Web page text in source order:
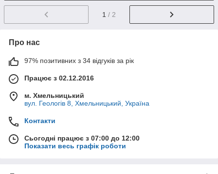
1 / 2
Про нас
97% позитивних з 34 відгуків за рік
Працює з 02.12.2016
м. Хмельницький
вул. Геологів 8, Хмельницький, Україна
Контакти
Сьогодні працює з 07:00 до 12:00
Показати весь графік роботи